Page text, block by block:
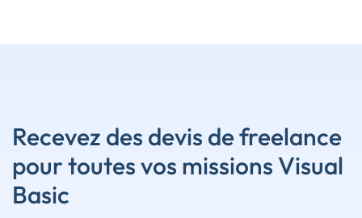
Recevez des devis de freelance
pour toutes vos missions Visual
Basic